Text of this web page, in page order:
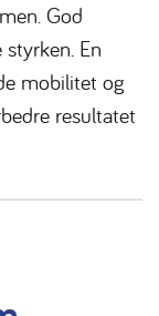
God
En
mobilitet og
resultatet